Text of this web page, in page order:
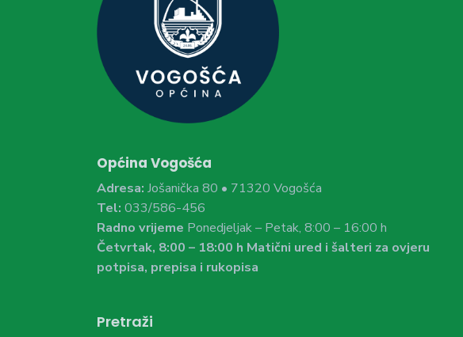
Općina Vogošća
Adresa: Jošanička 80 • 71320 Vogošća
Tel: 033/586-456
Radno vrijeme Ponedjeljak – Petak, 8:00 – 16:00 h
Četvrtak, 8:00 – 18:00 h Matični ured i šalteri za ovjeru
potpisa, prepisa i rukopisa
Pretraži